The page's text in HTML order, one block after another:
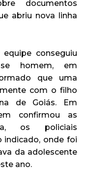
documentos
abriu nova linha
conseguiu
homem, em
que uma
com o filho
de Goiás. Em
confirmou as
os policiais
indicado, onde foi
da adolescente
ano.